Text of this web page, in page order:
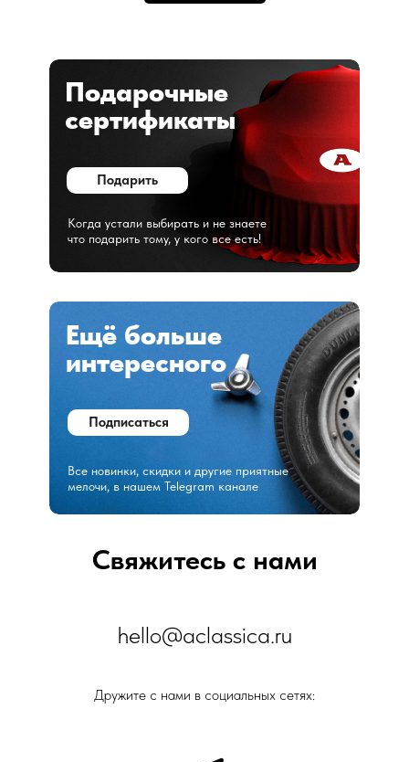
Ещё больше
интересного
Все новинки, скидки и другие приятные
мелочи, в нашем Telegram канале
Подарочные
сертификаты
Когда устали выбирать и не знаете
что подарить тому, у кого все есть!
Подписаться
Подарить
Свяжитесь с нами
hello@aclassica.ru
Дружите с нами в социальных сетях: